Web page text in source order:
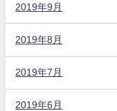
2019年9月
2019年8月
2019年7月
2019年6月